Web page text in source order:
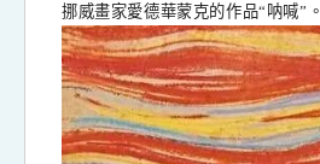
挪威畫家愛德華蒙克的作品“呐喊”。